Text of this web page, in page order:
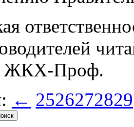
ЖКХ-Проф.
← 2526272829